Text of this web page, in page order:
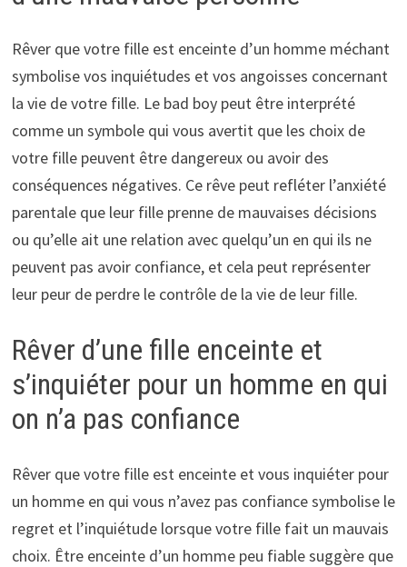
Rêver que votre fille est enceinte d’un homme méchant
symbolise vos inquiétudes et vos angoisses concernant
la vie de votre fille. Le bad boy peut être interprété
comme un symbole qui vous avertit que les choix de
votre fille peuvent être dangereux ou avoir des
conséquences négatives. Ce rêve peut refléter l’anxiété
parentale que leur fille prenne de mauvaises décisions
ou qu’elle ait une relation avec quelqu’un en qui ils ne
peuvent pas avoir confiance, et cela peut représenter
leur peur de perdre le contrôle de la vie de leur fille.
Rêver d’une fille enceinte et
s’inquiéter pour un homme en qui
on n’a pas confiance
Rêver que votre fille est enceinte et vous inquiéter pour
un homme en qui vous n’avez pas confiance symbolise le
regret et l’inquiétude lorsque votre fille fait un mauvais
choix. Être enceinte d’un homme peu fiable suggère que